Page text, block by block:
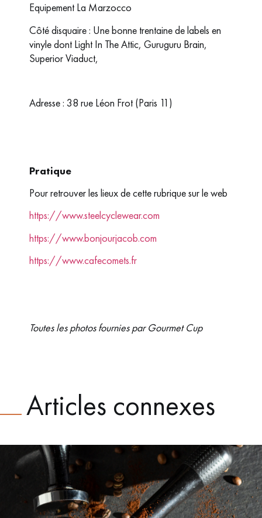
Equipement La Marzocco
Côté disquaire : Une bonne trentaine de labels en
vinyle dont Light In The Attic, Guruguru Brain,
Superior Viaduct,
Adresse : 38 rue Léon Frot (Paris 11)
Pratique
Pour retrouver les lieux de cette rubrique sur le web
https://www.steelcyclewear.com
https://www.bonjourjacob.com
https://www.cafecomets.fr
Toutes les photos fournies par Gourmet Cup
Articles connexes